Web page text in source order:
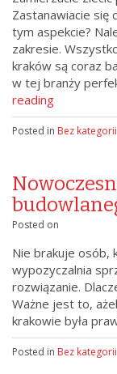
Zastanawiacie
tym aspekcie?
zakresie.
kraków są coraz
w tej branży
reading
Posted in Bez kategorii
Posted on
Nie brakuje osób,
wypozyczalnia
rozwiązanie.
Ważne jest to,
krakowie była
Posted in Bez kategorii